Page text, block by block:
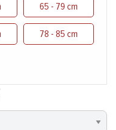
65 - 79 cm
78 - 85 cm